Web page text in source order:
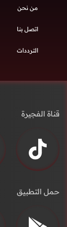
من نحن
اتصل بنا
الترددات
قناة الفجيرة
حمل التطبيق